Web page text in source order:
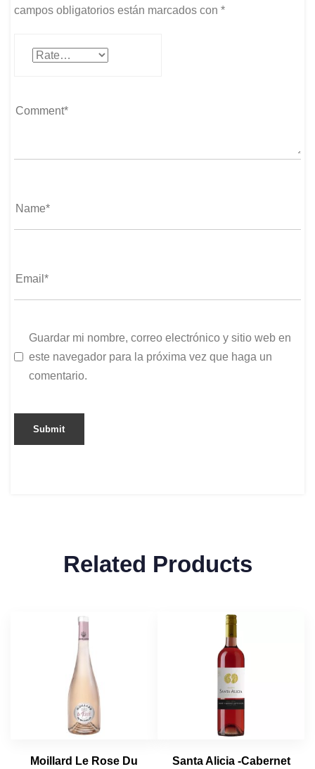
campos obligatorios están marcados con *
Guardar mi nombre, correo electrónico y sitio web en
este navegador para la próxima vez que haga un
comentario.
Related Products
Moillard Le Rose Du
Santa Alicia -Cabernet